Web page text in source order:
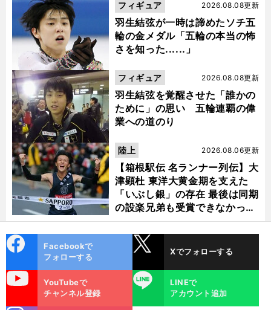
羽生結弦が一時は諦めたソチ五
輪の金メダル「五輪の本当の怖
さを知った......」
2026.08.08更新
フィギュア
羽生結弦を覚醒させた「誰かの
ために」の思い 五輪連覇の偉
業への道のり
2026.08.08更新
フィギュア
【箱根駅伝 名ランナー列伝】大
津顕杜 東洋大黄金期を支えた
「いぶし銀」の存在 最後は同期
の設楽兄弟も受賞できなかった
金栗杯に輝く
2026.08.06更新
陸上
ok
Facebookで
フォローする
Xでフォローする
YouTubeで
チャンネル登録
LINE
LINEで
アカウント追加